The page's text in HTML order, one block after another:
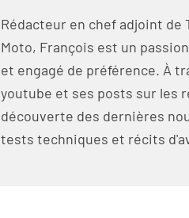
Rédacteur en chef adjoint de
Moto, François est un
et engagé de préférence. À
youtube et ses posts sur les
découverte des dernières
tests techniques et récits